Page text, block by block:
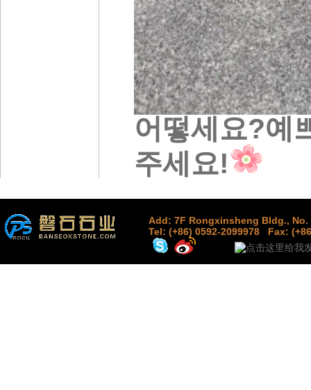
어떻세요?예
주세요!
Add: 7F Rongxinsheng Bldg., No.
Tel: (+86) 0592-2099978
Fax: